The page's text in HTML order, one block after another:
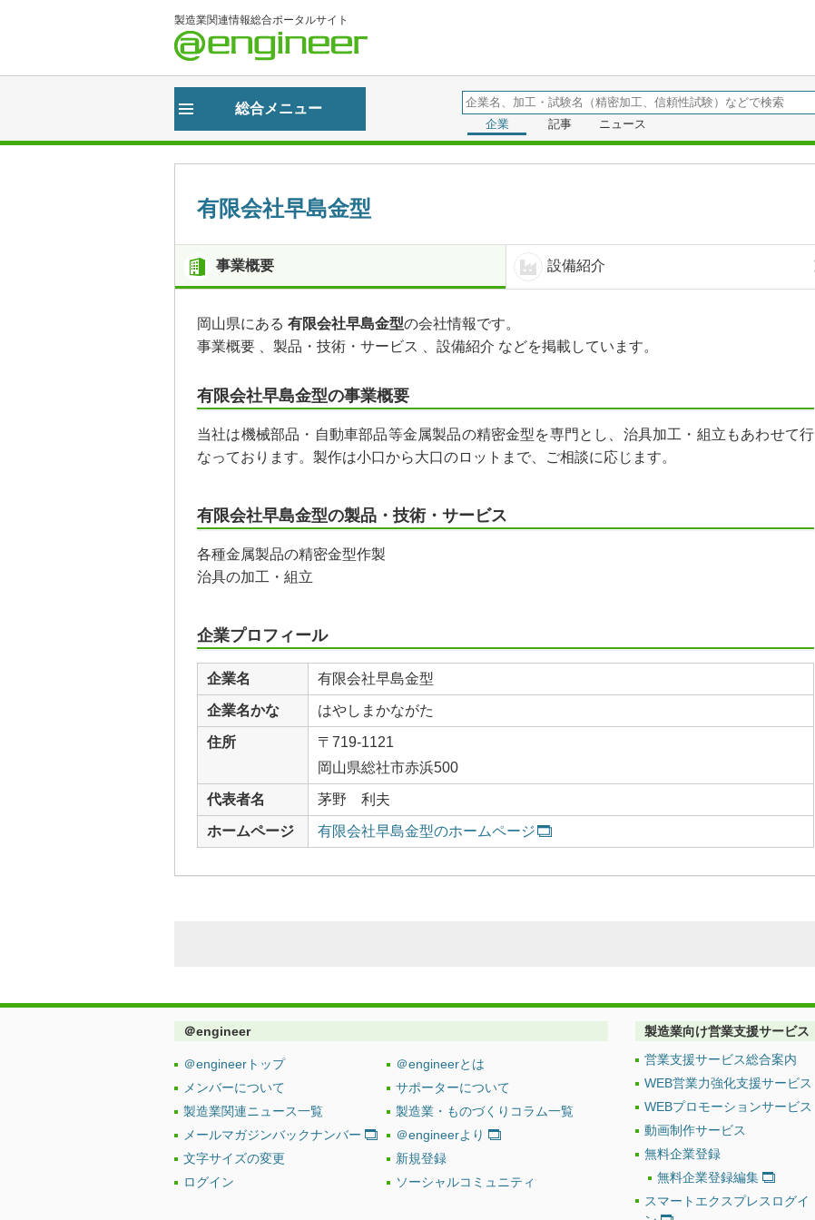
製造業関連情報総合ポータルサイト
総合メニュー
企業 記事 ニュース
有限会社早島金型
事業概要 設備紹介
岡山県にある 有限会社早島金型の会社情報です。
事業概要 、製品・技術・サービス 、設備紹介 などを掲載しています。
有限会社早島金型の事業概要
当社は機械部品・自動車部品等金属製品の精密金型を専門とし、治具加工・組立もあわせて行
なっております。製作は小口から大口のロットまで、ご相談に応じます。
有限会社早島金型の製品・技術・サービス
各種金属製品の精密金型作製
治具の加工・組立
企業プロフィール
企業名 有限会社早島金型
企業名かな はやしまかながた
住所
〒719-1121
岡山県総社市赤浜500
代表者名 茅野 利夫
ホームページ 有限会社早島金型のホームページ
＠engineer
＠engineerトップ
＠engineerとは
メンバーについて
サポーターについて
製造業関連ニュース一覧
製造業・ものづくりコラム一覧
メールマガジンバックナンバー
＠engineerより
文字サイズの変更
新規登録
ログイン
ソーシャルコミュニティ
製造業向け営業支援サービス
営業支援サービス総合案内
WEB営業力強化支援サービス
WEBプロモーションサービス
動画制作サービス
無料企業登録
無料企業登録編集
スマートエクスプレスログイ